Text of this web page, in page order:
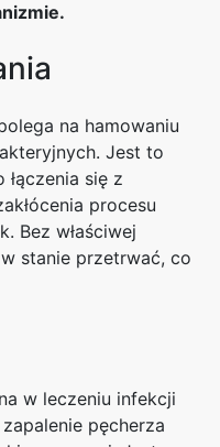
na hamowaniu
Jest to
się z
procesu
Bez właściwej
stanie przetrwać, co
w leczeniu infekcji
pęcherza